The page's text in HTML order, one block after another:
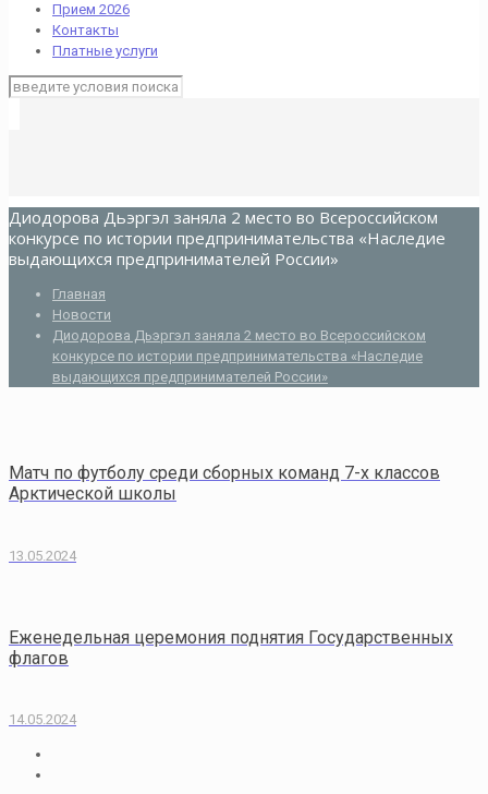
Прием 2026
Контакты
Платные услуги
Диодорова Дьэргэл заняла 2 место во Всероссийском
конкурсе по истории предпринимательства «Наследие
выдающихся предпринимателей России»
Главная
Новости
Диодорова Дьэргэл заняла 2 место во Всероссийском
конкурсе по истории предпринимательства «Наследие
выдающихся предпринимателей России»
Матч по футболу среди сборных команд 7-х классов
Арктической школы
13.05.2024
Еженедельная церемония поднятия Государственных
флагов
14.05.2024